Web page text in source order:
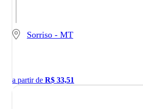
Sorriso - MT
a partir de R$ 33,51